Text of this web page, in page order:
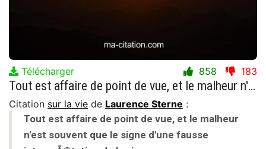
Télécharger 858 183
Tout est affaire de point de vue, et le malheur n'est souvent que le signe d'une fausse interprÃ©tation de la vie.
Citation sur la vie de Laurence Sterne :
Tout est affaire de point de vue, et le malheur
n'est souvent que le signe d'une fausse